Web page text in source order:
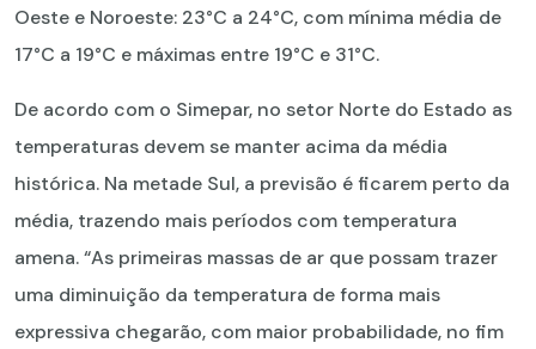
Oeste e Noroeste: 23°C a 24°C, com mínima média de
17°C a 19°C e máximas entre 19°C e 31°C.
De acordo com o Simepar, no setor Norte do Estado as
temperaturas devem se manter acima da média
histórica. Na metade Sul, a previsão é ficarem perto da
média, trazendo mais períodos com temperatura
amena. “As primeiras massas de ar que possam trazer
uma diminuição da temperatura de forma mais
expressiva chegarão, com maior probabilidade, no fim